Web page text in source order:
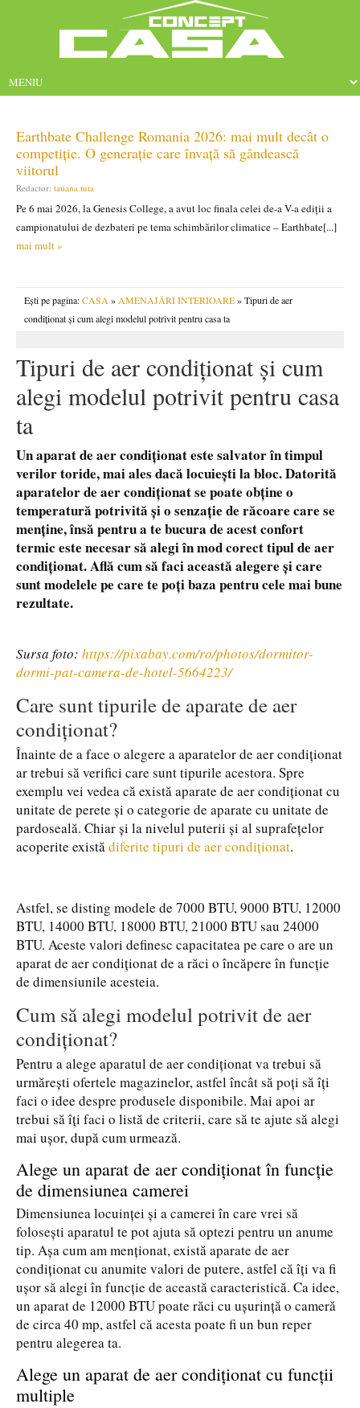
Earthbate Challenge Romania 2026: mai mult decât o
competiție. O generație care învață să gândească
viitorul
Redactor: tatiana.tuta
Pe 6 mai 2026, la Genesis College, a avut loc finala celei de-a V-a ediții a
campionatului de dezbateri pe tema schimbărilor climatice – Earthbate[...]
mai mult »
Ești pe pagina:CASA » AMENAJĂRI INTERIOARE» Tipuri de aer
condiționat și cum alegi modelul potrivit pentru casa ta
Tipuri de aer condiționat și cum
alegi modelul potrivit pentru casa
ta
Un aparat de aer condiționat este salvator în timpul
verilor toride, mai ales dacă locuiești la bloc. Datorită
aparatelor de aer condiționat se poate obține o
temperatură potrivită și o senzație de răcoare care se
menține, însă pentru a te bucura de acest confort
termic este necesar să alegi în mod corect tipul de aer
condiționat. Află cum să faci această alegere și care
sunt modelele pe care te poți baza pentru cele mai bune
rezultate.
Sursa foto: https://pixabay.com/ro/photos/dormitor-
dormi-pat-camera-de-hotel-5664223/
Care sunt tipurile de aparate de aer
condiționat?
Înainte de a face o alegere a aparatelor de aer condiționat
ar trebui să verifici care sunt tipurile acestora. Spre
exemplu vei vedea că există aparate de aer condiționat cu
unitate de perete și o categorie de aparate cu unitate de
pardoseală. Chiar și la nivelul puterii și al suprafețelor
acoperite existădiferite tipuri de aer condiționat.
Astfel, se disting modele de 7000 BTU, 9000 BTU, 12000
BTU, 14000 BTU, 18000 BTU, 21000 BTU sau 24000
BTU. Aceste valori definesc capacitatea pe care o are un
aparat de aer condiționat de a răci o încăpere în funcție
de dimensiunile acesteia.
Cum să alegi modelul potrivit de aer
condiționat?
Pentru a alege aparatul de aer condiționat va trebui să
urmărești ofertele magazinelor, astfel încât să poți să îți
faci o idee despre produsele disponibile. Mai apoi ar
trebui să îți faci o listă de criterii, care să te ajute să alegi
mai ușor, după cum urmează.
Alege un aparat de aer condiționat în funcție
de dimensiunea camerei
Dimensiunea locuinței și a camerei în care vrei să
folosești aparatul te pot ajuta să optezi pentru un anume
tip. Așa cum am menționat, există aparate de aer
condiționat cu anumite valori de putere, astfel că îți va fi
ușor să alegi în funcție de această caracteristică. Ca idee,
un aparat de 12000 BTU poate răci cu ușurință o cameră
de circa 40 mp, astfel că acesta poate fi un bun reper
pentru alegerea ta.
Alege un aparat de aer condiționat cu funcții
multiple